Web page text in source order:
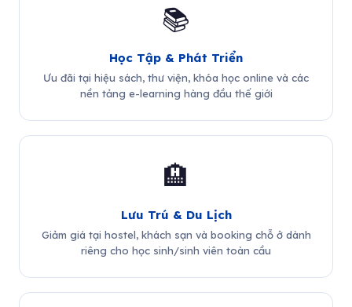
📚
Học Tập & Phát Triển
Ưu đãi tại hiệu sách, thư viện, khóa học online và các
nền tảng e-learning hàng đầu thế giới
🏨
Lưu Trú & Du Lịch
Giảm giá tại hostel, khách sạn và booking chỗ ở dành
riêng cho học sinh/sinh viên toàn cầu